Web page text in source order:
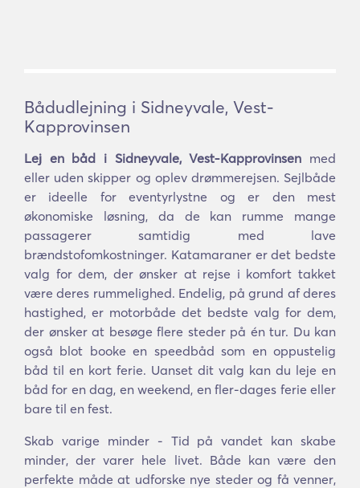
Bådudlejning i Sidneyvale, Vest-
Kapprovinsen
Lej en båd i Sidneyvale, Vest-Kapprovinsen med
eller uden skipper og oplev drømmerejsen. Sejlbåde
er ideelle for eventyrlystne og er den mest
økonomiske løsning, da de kan rumme mange
passagerer samtidig med lave
brændstofomkostninger. Katamaraner er det bedste
valg for dem, der ønsker at rejse i komfort takket
være deres rummelighed. Endelig, på grund af deres
hastighed, er motorbåde det bedste valg for dem,
der ønsker at besøge flere steder på én tur. Du kan
også blot booke en speedbåd som en oppustelig
båd til en kort ferie. Uanset dit valg kan du leje en
båd for en dag, en weekend, en fler-dages ferie eller
bare til en fest.
Skab varige minder - Tid på vandet kan skabe
minder, der varer hele livet. Både kan være den
perfekte måde at udforske nye steder og få venner,